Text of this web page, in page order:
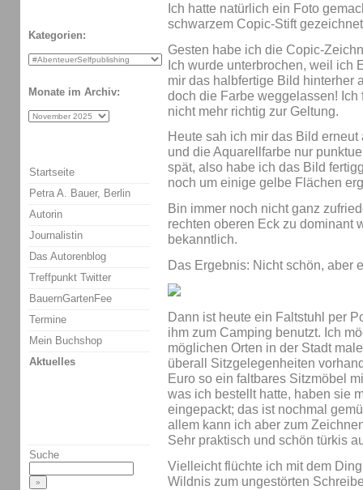
Ich hatte natürlich ein Foto
schwarzem Copic-Stift
Gesten habe ich die Copic-
Ich wurde unterbrochen, weil ich
mir das halbfertige Bild hinterher
doch die Farbe weggelassen!
nicht mehr richtig zur Geltung.
Heute sah ich mir das Bild
und die Aquarellfarbe nur
spät, also habe ich das Bild
noch um einige gelbe Flächen
Bin immer noch nicht ganz
rechten oberen Eck zu dominant
bekanntlich.
Das Ergebnis: Nicht schön, aber
Dann ist heute ein Faltstuhl per
ihm zum Camping benutzt. Ich
möglichen Orten in der Stadt
überall Sitzgelegenheiten
Euro so ein faltbares Sitzmöbel
was ich bestellt hatte, haben sie
eingepackt; das ist nochmal
allem kann ich aber zum
Sehr praktisch und schön türkis
Vielleicht flüchte ich mit dem
Wildnis zum ungestörten
Kategorien:
Monate im Archiv:
Startseite
Petra A. Bauer, Berlin
Autorin
Journalistin
Das Autorenblog
Treffpunkt Twitter
BauernGartenFee
Termine
Mein Buchshop
Aktuelles
Suche